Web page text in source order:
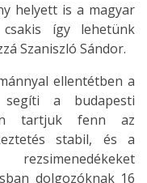
helyett is a magyar
így lehetünk
Szaniszló Sándor.
ellentétben a
a budapesti
tartjuk fenn az
stabil, és a
dolgozóknak 16